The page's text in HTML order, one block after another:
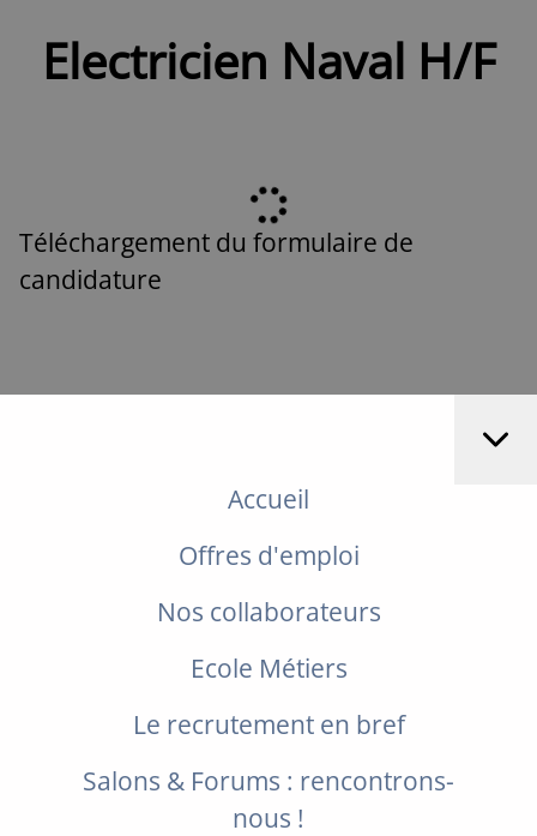
Electricien Naval H/F
Téléchargement du formulaire de
candidature
Accueil
Offres d'emploi
Nos collaborateurs
Ecole Métiers
Le recrutement en bref
Salons & Forums : rencontrons-
nous !